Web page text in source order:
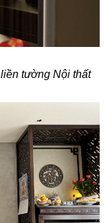
tường Nội thất